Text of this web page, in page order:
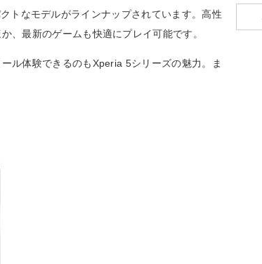
トなモデルがラインナップされています。高性
、最新のゲームも快適にプレイ可能です。
ル体験できるのもXperia 5シリーズの魅力。ま